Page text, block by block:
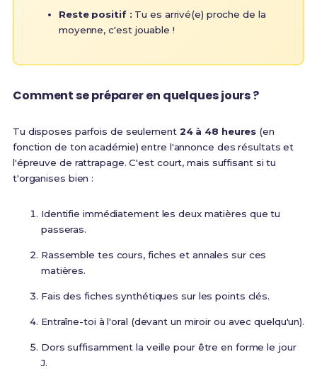
Reste positif : Tu es arrivé(e) proche de la
moyenne, c'est jouable !
Comment se préparer en quelques jours ?
Tu disposes parfois de seulement 24 à 48 heures (en
fonction de ton académie) entre l'annonce des résultats et
l'épreuve de rattrapage. C'est court, mais suffisant si tu
t'organises bien :
Identifie immédiatement les deux matières que tu
passeras.
Rassemble tes cours, fiches et annales sur ces
matières.
Fais des fiches synthétiques sur les points clés.
Entraîne-toi à l'oral (devant un miroir ou avec quelqu'un).
Dors suffisamment la veille pour être en forme le jour
J.